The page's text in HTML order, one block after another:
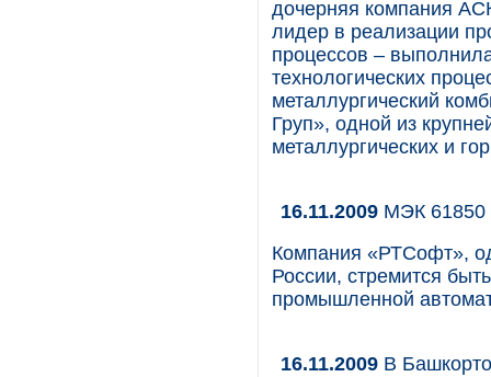
дочерняя компания
лидер в реализации
процессов –
технологических
металлургический
Груп», одной из
металлургических и
16.11.2009 МЭК 61850
Компания «РТСофт»,
России, стремится
промышленной
16.11.2009 В